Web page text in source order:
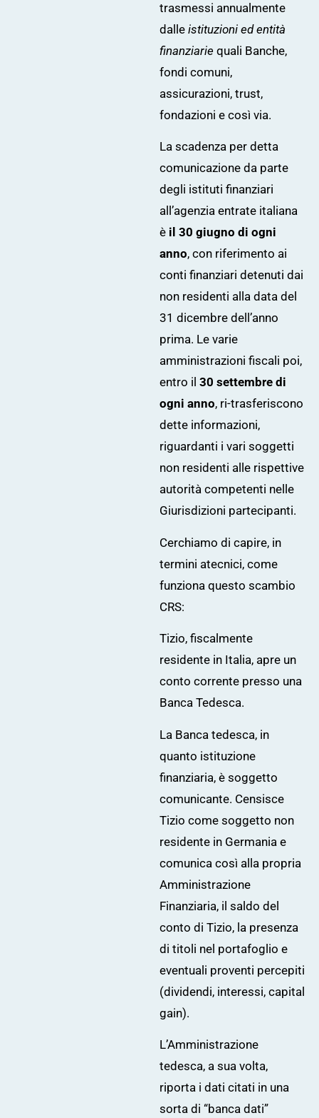
trasmessi annualmente
dalle istituzioni ed entità
finanziarie quali Banche,
fondi comuni,
assicurazioni, trust,
fondazioni e così via.
La scadenza per detta
comunicazione da parte
degli istituti finanziari
all’agenzia entrate italiana
è il 30 giugno di ogni
anno, con riferimento ai
conti finanziari detenuti dai
non residenti alla data del
31 dicembre dell’anno
prima. Le varie
amministrazioni fiscali poi,
entro il 30 settembre di
ogni anno, ri-trasferiscono
dette informazioni,
riguardanti i vari soggetti
non residenti alle rispettive
autorità competenti nelle
Giurisdizioni partecipanti.
Cerchiamo di capire, in
termini atecnici, come
funziona questo scambio
CRS:
Tizio, fiscalmente
residente in Italia, apre un
conto corrente presso una
Banca Tedesca.
La Banca tedesca, in
quanto istituzione
finanziaria, è soggetto
comunicante. Censisce
Tizio come soggetto non
residente in Germania e
comunica così alla propria
Amministrazione
Finanziaria, il saldo del
conto di Tizio, la presenza
di titoli nel portafoglio e
eventuali proventi percepiti
(dividendi, interessi, capital
gain).
L’Amministrazione
tedesca, a sua volta,
riporta i dati citati in una
sorta di “banca dati”